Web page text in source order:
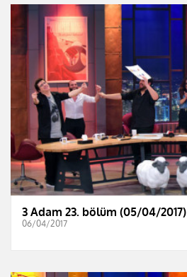
3 Adam 23. bölüm (05/04/2017)
06/04/2017